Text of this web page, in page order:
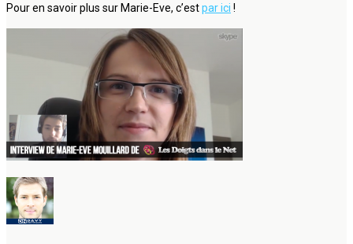
Pour en savoir plus sur Marie-Eve, c’estpar ici !